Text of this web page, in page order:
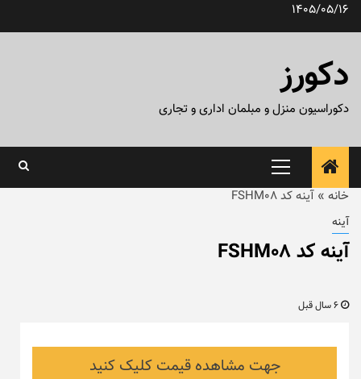
پرش1405/05/16
دکورز
دکوراسیون منزل و مبلمان اداری و تجاری
منوی
اصلی
خانه » آینه کد FSHM08
آینه
آینه کد FSHM08
جهت مشاهده قیمت کلیک کنید